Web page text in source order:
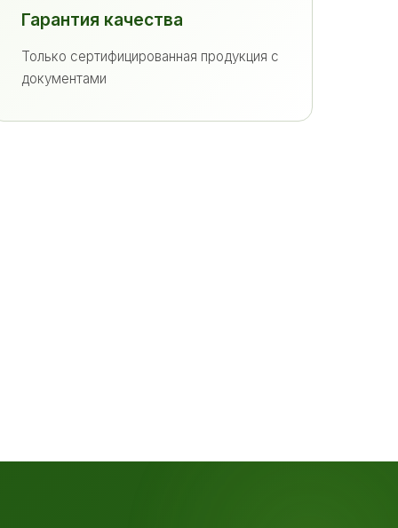
Гарантия качества
Только сертифицированная продукция с
документами